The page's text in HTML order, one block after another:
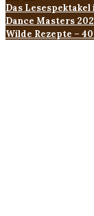
Das Lesespektakel
Dance Masters
Wilde Rezepte –